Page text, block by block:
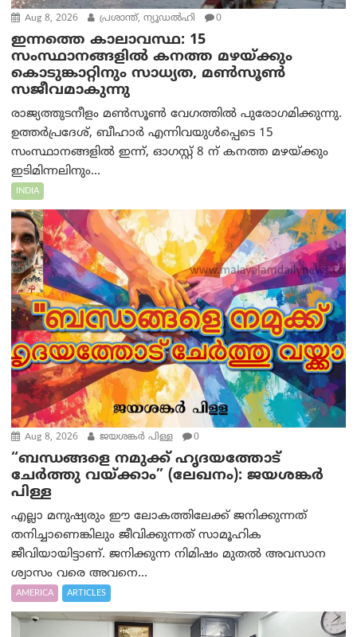
Aug 8, 2026 പ്രശാന്ത്, ന്യൂഡല്‍ഹി 0
ഇന്നത്തെ കാലാവസ്ഥ: 15
സംസ്ഥാനങ്ങളിൽ കനത്ത മഴയ്ക്കും
കൊടുങ്കാറ്റിനും സാധ്യത, മൺസൂൺ
സജീവമാകുന്നു
രാജ്യത്തുടനീളം മൺസൂൺ വേഗത്തിൽ പുരോഗമിക്കുന്നു.
ഉത്തർപ്രദേശ്, ബീഹാർ എന്നിവയുൾപ്പെടെ 15
സംസ്ഥാനങ്ങളിൽ ഇന്ന്, ഓഗസ്റ്റ് 8 ന് കനത്ത മഴയ്ക്കും
ഇടിമിന്നലിനും...
INDIA
Aug 8, 2026 ജയശങ്കര്‍ പിള്ള 0
“ബന്ധങ്ങളെ നമുക്ക് ഹൃദയത്തോട്
ചേർത്തു വയ്ക്കാം” (ലേഖനം): ജയശങ്കര്‍
പിള്ള
എല്ലാ മനുഷ്യരും ഈ ലോകത്തിലേക്ക് ജനിക്കുന്നത്
തനിച്ചാണെങ്കിലും ജീവിക്കുന്നത് സാമൂഹിക
ജീവിയായിട്ടാണ്. ജനിക്കുന്ന നിമിഷം മുതൽ അവസാന
ശ്വാസം വരെ അവനെ...
AMERICA ARTICLES